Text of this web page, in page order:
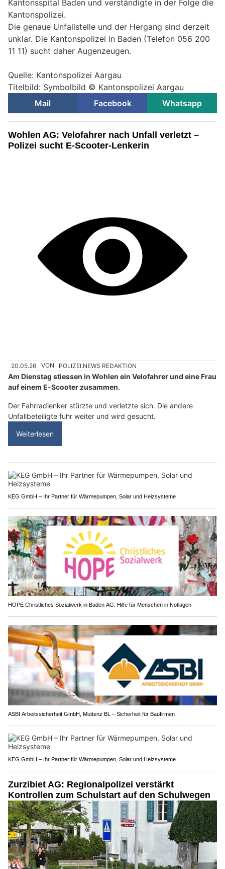
Kantonsspital Baden und verständigte in der Folge die
Kantonspolizei.
Die genaue Unfallstelle und der Hergang sind derzeit
unklar. Die Kantonspolizei in Baden (Telefon 056 200
11 11) sucht daher Augenzeugen.
Quelle: Kantonspolizei Aargau
Titelbild: Symbolbild © Kantonspolizei Aargau
Mail
Facebook Whatsapp
Wohlen AG: Velofahrer nach Unfall verletzt –
Polizei sucht E-Scooter-Lenkerin
20.05.26 VON POLIZEI.NEWS REDAKTION
Am Dienstag stiessen in Wohlen ein Velofahrer und eine Frau
auf einem E-Scooter zusammen.
Der Fahrradlenker stürzte und verletzte sich. Die andere
Unfallbeteiligte fuhr weiter und wird gesucht.
Weiterlesen
KEG GmbH – Ihr Partner für Wärmepumpen, Solar und Heizsysteme
HOPE Christliches Sozialwerk in Baden AG: Hilfe für Menschen in Notlagen
ASBI Arbeitssicherheit GmbH, Muttenz BL – Sicherheit für Baufirmen
KEG GmbH – Ihr Partner für Wärmepumpen, Solar und Heizsysteme
Zurzibiet AG: Regionalpolizei verstärkt
Kontrollen zum Schulstart auf den Schulwegen